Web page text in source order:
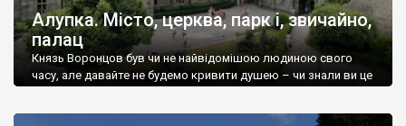
Алупка. Місто, церква, парк і, звичайно,
палац
Князь Воронцов був чи не найвідомішою людиною свого
часу, але давайте не будемо кривити душею – чи знали ви це